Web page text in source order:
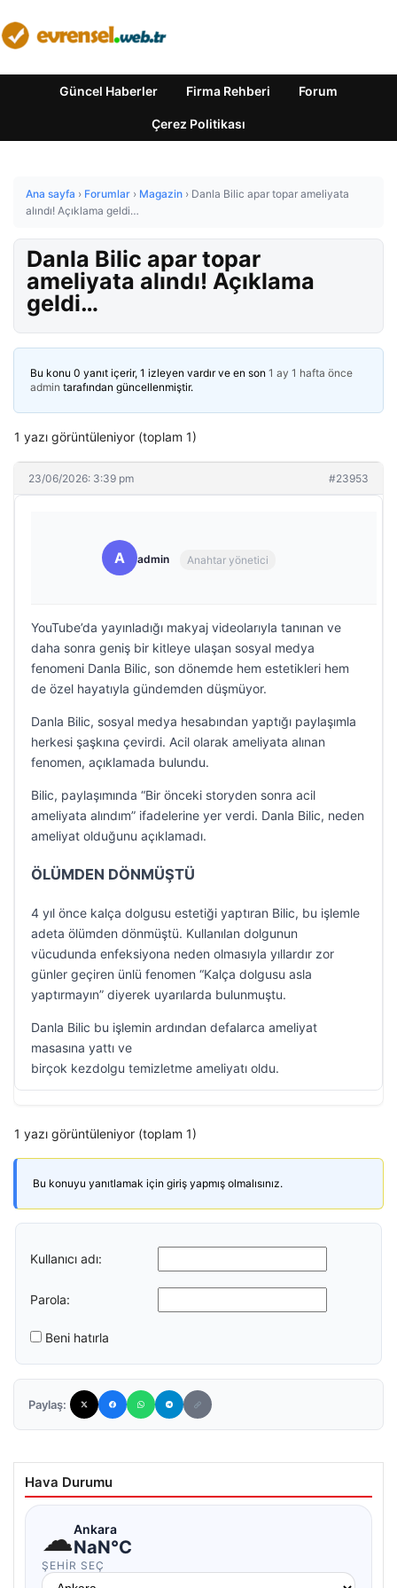
Güncel Haberler Firma Rehberi Forum
Çerez Politikası
Ana sayfa › Forumlar › Magazin › Danla Bilic apar topar ameliyata
alındı! Açıklama geldi…
Danla Bilic apar topar
ameliyata alındı! Açıklama
geldi…
Bu konu 0 yanıt içerir, 1 izleyen vardır ve en son 1 ay 1 hafta önce
admin tarafından güncellenmiştir.
1 yazı görüntüleniyor (toplam 1)
23/06/2026: 3:39 pm #23953
A admin Anahtar yönetici
YouTube’da yayınladığı makyaj videolarıyla tanınan ve
daha sonra geniş bir kitleye ulaşan sosyal medya
fenomeni Danla Bilic, son dönemde hem estetikleri hem
de özel hayatıyla gündemden düşmüyor.
Danla Bilic, sosyal medya hesabından yaptığı paylaşımla
herkesi şaşkına çevirdi. Acil olarak ameliyata alınan
fenomen, açıklamada bulundu.
Bilic, paylaşımında “Bir önceki storyden sonra acil
ameliyata alındım” ifadelerine yer verdi. Danla Bilic, neden
ameliyat olduğunu açıklamadı.
ÖLÜMDEN DÖNMÜŞTÜ
4 yıl önce kalça dolgusu estetiği yaptıran Bilic, bu işlemle
adeta ölümden dönmüştü. Kullanılan dolgunun
vücudunda enfeksiyona neden olmasıyla yıllardır zor
günler geçiren ünlü fenomen “Kalça dolgusu asla
yaptırmayın” diyerek uyarılarda bulunmuştu.
Danla Bilic bu işlemin ardından defalarca ameliyat
masasına yattı ve
birçok kezdolgu temizletme ameliyatı oldu.
1 yazı görüntüleniyor (toplam 1)
Bu konuyu yanıtlamak için giriş yapmış olmalısınız.
Kullanıcı adı:
Parola:
Beni hatırla
Paylaş:
Hava Durumu
☁Ankara
NaN°C
ŞEHIR SEÇ